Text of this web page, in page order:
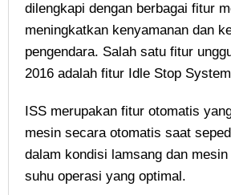
dilengkapi dengan berbagai fitur
meningkatkan kenyamanan dan
pengendara. Salah satu fitur
2016 adalah fitur Idle Stop
ISS merupakan fitur otomatis
mesin secara otomatis saat
dalam kondisi lamsang dan
suhu operasi yang optimal.